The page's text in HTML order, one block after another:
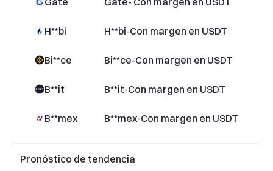
H**bi H**bi-Con margen en USDT
Bi**ce Bi**ce-Con margen en USDT
B**it B**it-Con margen en USDT
B**mex B**mex-Con margen en USDT
Pronóstico de tendencia